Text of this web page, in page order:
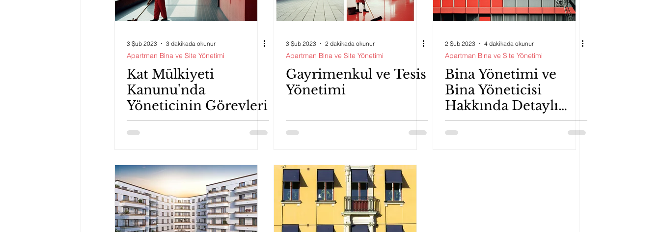
3 Şub 2023 3 dakikada okunur
Apartman Bina ve Site Yönetimi
Kat Mülkiyeti
Kanunu'nda
Yöneticinin Görevleri
3 Şub 2023 2 dakikada okunur
Apartman Bina ve Site Yönetimi
Gayrimenkul ve Tesis
Yönetimi
2 Şub 2023 4 dakikada okunur
Apartman Bina ve Site Yönetimi
Bina Yönetimi ve
Bina Yöneticisi
Hakkında Detaylı
Bilgiler